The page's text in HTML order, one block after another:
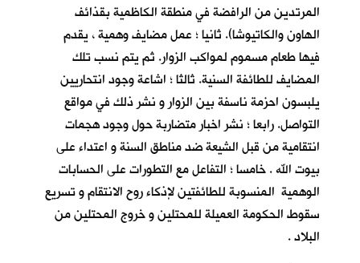
المرتدين من الرافضة في منطقة الكاظمية بقذائف
الهاون والكاتيوشا). ثانيا ؛ عمل مضايف وهمية ، يقدم
فيها طعام مسموم لمواكب الزوار. ثم يتم نسب تلك
المضايف للطائفة السنية. ثالثا ؛ اشاعة وجود انتحاريين
يلبسون احزمة ناسفة بين الزوار و نشر ذلك في مواقع
التواصل. رابعا ؛ نشر اخبار متضاربة حول وجود هجمات
انتقامية من قبل الشيعة ضد مناطق السنة و اعتداء على
بيوت الله . خامسا ؛ التفاعل مع التطورات على الحسابات
الوهمية المنسوبة للطائفتين لإذكاء روح الانتقام و تسريع
سقوط الحكومة العميلة للمحتلين و خروج المحتلين من
البلاد .